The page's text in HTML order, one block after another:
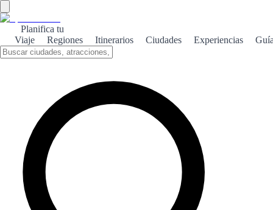
Planifica tu
Viaje
Regiones Itinerarios Ciudades Experiencias
Descubre Bermeo, un encantador pueblo pesquero donde la cultura,
la naturaleza y la gastronomía se entrelazan en un entorno único.
Sobre el tema
Bermeo, situado en la costa de Bizkaia, es un auténtico tesoro del
País Vasco. Este pintoresco pueblo marinero destaca por su puerto,
donde los barcos pesqueros dan vida a la tradición marítima de la